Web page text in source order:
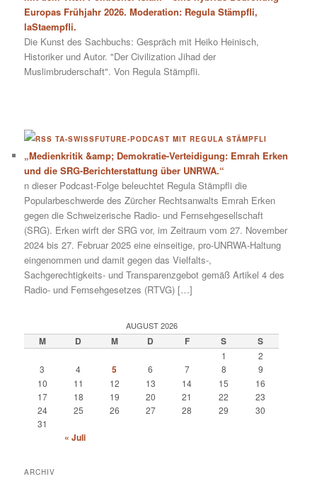
Europas Frühjahr 2026. Moderation: Regula Stämpfli,
laStaempfli.
Die Kunst des Sachbuchs: Gespräch mit Heiko Heinisch,
Historiker und Autor. "Der Civilization Jihad der
Muslimbruderschaft". Von Regula Stämpfli.
TA-SWISSFUTURE-PODCAST MIT REGULA STÄMPFLI
„Medienkritik &amp; Demokratie-Verteidigung: Emrah Erken
und die SRG-Berichterstattung über UNRWA.“
n dieser Podcast-Folge beleuchtet Regula Stämpfli die
Popularbeschwerde des Zürcher Rechtsanwalts Emrah Erken
gegen die Schweizerische Radio- und Fernsehgesellschaft
(SRG). Erken wirft der SRG vor, im Zeitraum vom 27. November
2024 bis 27. Februar 2025 eine einseitige, pro-UNRWA-Haltung
eingenommen und damit gegen das Vielfalts-,
Sachgerechtigkeits- und Transparenzgebot gemäß Artikel 4 des
Radio- und Fernsehgesetzes (RTVG) […]
AUGUST 2026
M D M D F S S
1
2
3
4 5 6 7 8
9
10
11 12 13 14 15
16
17
18 19 20 21 22
23
24
25 26 27 28 29
30
31
« Juli
ARCHIV